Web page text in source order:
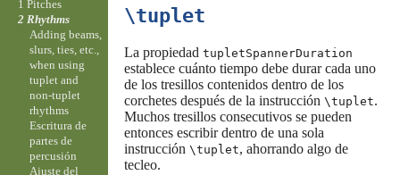
\tuplet
La propiedad tupletSpannerDuration
establece cuánto tiempo debe durar cada uno
de los tresillos contenidos dentro de los
corchetes después de la instrucción \tuplet.
Muchos tresillos consecutivos se pueden
entonces escribir dentro de una sola
instrucción \tuplet, ahorrando algo de
tecleo.
1 Pitches
2 Rhythms
Adding beams,
slurs, ties, etc.,
when using
tuplet and
non-tuplet
rhythms
Escritura de
partes de
percusión
Ajuste del